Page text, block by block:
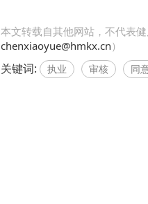
本文转载自其他网站，不代表
chenxiaoyue@hmkx.cn）
关键词: 执业 审核 同